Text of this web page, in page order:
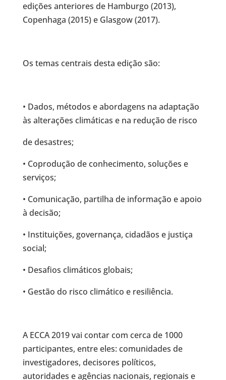
edições anteriores de Hamburgo (2013),
Copenhaga (2015) e Glasgow (2017).
Os temas centrais desta edição são:
• Dados, métodos e abordagens na adaptação
às alterações climáticas e na redução de risco
de desastres;
• Coprodução de conhecimento, soluções e
serviços;
• Comunicação, partilha de informação e apoio
à decisão;
• Instituições, governança, cidadãos e justiça
social;
• Desafios climáticos globais;
• Gestão do risco climático e resiliência.
A ECCA 2019 vai contar com cerca de 1000
participantes, entre eles: comunidades de
investigadores, decisores políticos,
autoridades e agências nacionais, regionais e